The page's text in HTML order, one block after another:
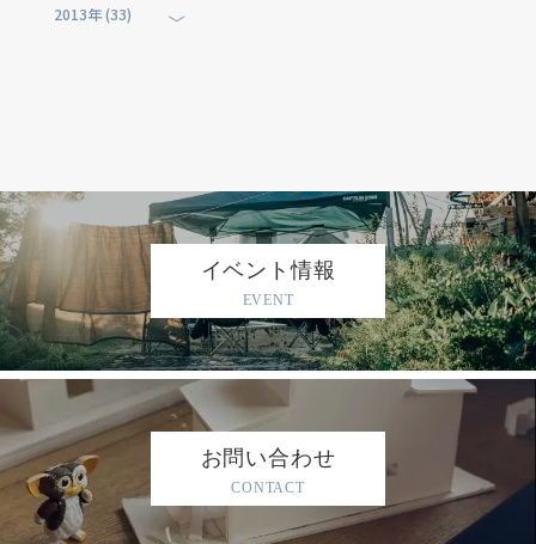
2013年 (33)
イベント情報
EVENT
お問い合わせ
CONTACT